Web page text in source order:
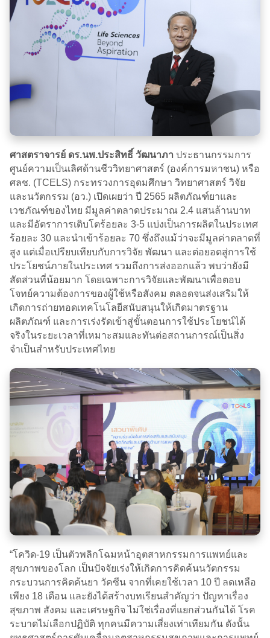
ศาสตราจารย์ ดร.นพ.ประสิทธิ์ วัฒนาภา ประธานกรรมการ
ศูนย์ความเป็นเลิศด้านชีววิทยาศาสตร์ (องค์การมหาชน) หรือ
ศลช. (TCELS) กระทรวงการอุดมศึกษา วิทยาศาสตร์ วิจัย
และนวัตกรรม (อว.) เปิดเผยว่า ปี 2565 ผลิตภัณฑ์ยาและ
เวชภัณฑ์ของไทย มีมูลค่าตลาดประมาณ 2.4 แสนล้านบาท
และมีอัตราการเติบโตร้อยละ 3-5 แบ่งเป็นการผลิตในประเทศ
ร้อยละ 30 และนำเข้าร้อยละ 70 ซึ่งถึงแม้ว่าจะมีมูลค่าตลาดที่
สูง แต่เมื่อเปรียบเทียบกับการวิจัย พัฒนา และต่อยอดสู่การใช้
ประโยชน์ภายในประเทศ รวมถึงการส่งออกแล้ว พบว่ายังมี
สัดส่วนที่น้อยมาก โดยเฉพาะการวิจัยและพัฒนาเพื่อตอบ
โจทย์ความต้องการของผู้ใช้หรือสังคม ตลอดจนส่งเสริมให้
เกิดการถ่ายทอดเทคโนโลยีสนับสนุนให้เกิดมาตรฐาน
ผลิตภัณฑ์ และการเร่งรัดเข้าสู่ขั้นตอนการใช้ประโยชน์ได้
จริงในระยะเวลาที่เหมาะสมและทันต่อสถานการณ์เป็นสิ่ง
จำเป็นสำหรับประเทศไทย
“โควิด-19 เป็นตัวพลิกโฉมหน้าอุตสาหกรรมการแพทย์และ
สุขภาพของโลก เป็นปัจจัยเร่งให้เกิดการคิดค้นนวัตกรรม
กระบวนการคิดค้นยา วัคซีน จากที่เคยใช้เวลา 10 ปี ลดเหลือ
เพียง 18 เดือน และยังได้สร้างบทเรียนสำคัญว่า ปัญหาเรื่อง
สุขภาพ สังคม และเศรษฐกิจ ไม่ใช่เรื่องที่แยกส่วนกันได้ โรค
ระบาดไม่เลือกปฏิบัติ ทุกคนมีความเสี่ยงเท่าเทียมกัน ดังนั้น